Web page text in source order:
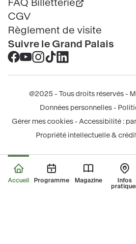
FAQ Billetterie
CGV
Règlement de visite
Suivre le Grand Palais
Accéder
au
nouvelle
Accéder
au
nouvelle
fenêtre
Accéder
au
nouvelle
fenêtre
Accéder
au
tok
-
nouvelle
Accéder
au
-
nouvelle
fenêtre
légal
@2025 - Tous droits réservés
Données personnelles
Gérer mes cookies
Accessibilité :
Propriété intellectuelle &
Accueil Programme Magazine
Infos